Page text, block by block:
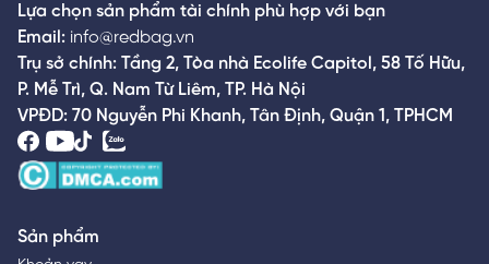
Lựa chọn sản phẩm tài chính phù hợp với bạn
Email: info@redbag.vn
Trụ sở chính: Tầng 2, Tòa nhà Ecolife Capitol, 58 Tố Hữu,
P. Mễ Trì, Q. Nam Từ Liêm, TP. Hà Nội
VPĐD: 70 Nguyễn Phi Khanh, Tân Định, Quận 1, TPHCM
Sản phẩm